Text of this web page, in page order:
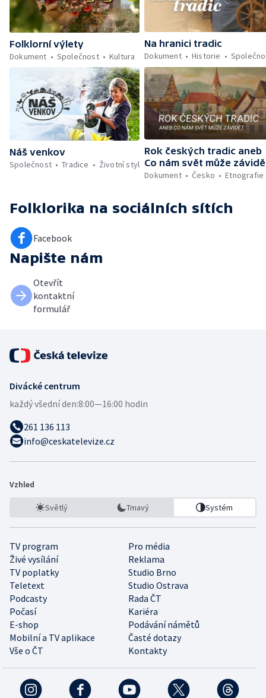
Folklorní výlety
Dokument
Společnost Kultura
Na hranici tradic
Dokument
Historie
Náš venkov
Společnost
Tradice Životní styl
Rok českých tradic aneb
Co nám svět může
Dokument
Česko Etnografie
Folklorika na sociálních sítích
Facebook
Napište nám
Otevřít
kontaktní
formulář
Divácké centrum
každý všední den:8:00—16:00 hodin
261 136 113
info@ceskatelevize.cz
Vzhled
Světlý Tmavý Systém
TV program
Pro média
Živé vysílání
Reklama
TV poplatky
Studio Brno
Teletext
Studio Ostrava
Podcasty
Rada ČT
Počasí
Kariéra
E-shop
Podávání námětů
Mobilní a TV aplikace
Časté dotazy
Vše o ČT
Kontakty